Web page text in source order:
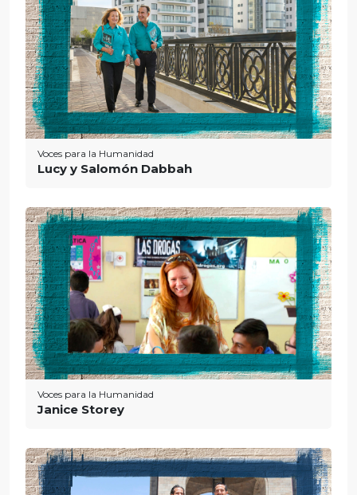
Voces para la Humanidad
Lucy y Salomón Dabbah
Voces para la Humanidad
Janice Storey